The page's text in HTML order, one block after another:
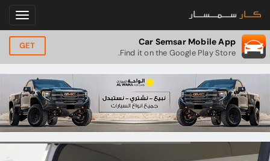
Car Semsar Mobile App
Find it on the Google Play Store.
GET